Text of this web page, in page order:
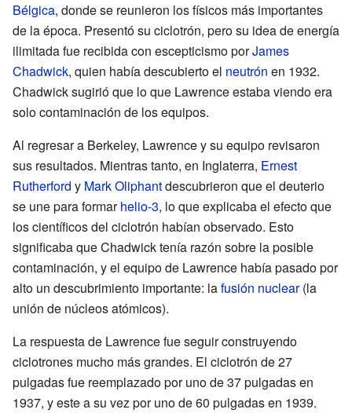
Bélgica, donde se reunieron los físicos más importantes
de la época. Presentó su ciclotrón, pero su idea de energía
ilimitada fue recibida con escepticismo porJames
Chadwick, quien había descubierto el neutrón en 1932.
Chadwick sugirió que lo que Lawrence estaba viendo era
solo contaminación de los equipos.
Al regresar a Berkeley, Lawrence y su equipo revisaron
sus resultados. Mientras tanto, en Inglaterra, Ernest
Rutherford y Mark Oliphantdescubrieron que el deuterio
se une para formarhelio-3, lo que explicaba el efecto que
los científicos del ciclotrón habían observado. Esto
significaba que Chadwick tenía razón sobre la posible
contaminación, y el equipo de Lawrence había pasado por
alto un descubrimiento importante: lafusión nuclear(la
unión de núcleos atómicos).
La respuesta de Lawrence fue seguir construyendo
ciclotrones mucho más grandes. El ciclotrón de 27
pulgadas fue reemplazado por uno de 37 pulgadas en
1937, y este a su vez por uno de 60 pulgadas en 1939.